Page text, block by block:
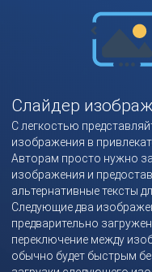
Слайдер
С легкостью
изображения в
Авторам просто нужно
изображения и
альтернативные тексты
Следующие два
предварительно
переключение между
обычно будет быстрым